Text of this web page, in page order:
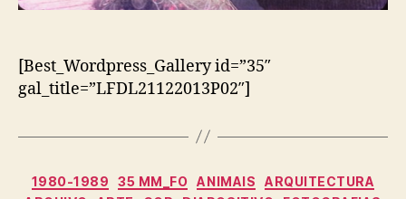
[Best_Wordpress_Gallery id=”35″
gal_title=”LFDL21122013P02″]
Categorias
1980-1989 35 MM_FO ANIMAIS
ARQUITECTURA